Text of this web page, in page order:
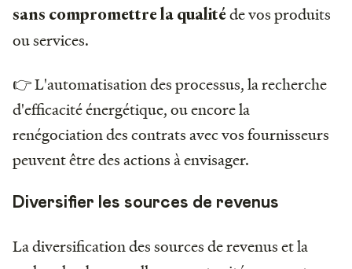
sans compromettre la qualitéde vos produits
ou services.
👉 L'automatisation des processus, la recherche
d'efficacité énergétique, ou encore la
renégociation des contrats avec vos fournisseurs
peuvent être des actions à envisager.
Diversifier les sources de revenus
La diversification des sources de revenus et la